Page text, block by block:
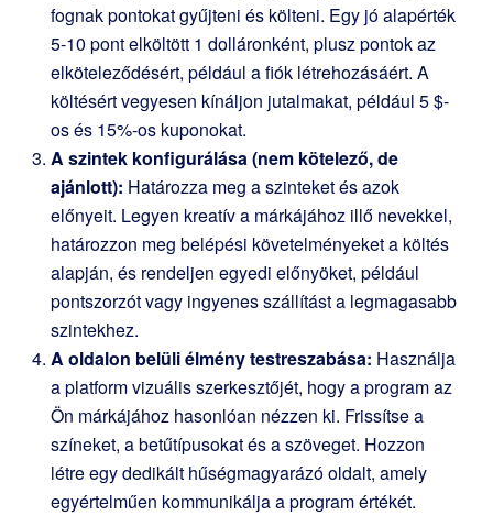
fognak pontokat gyűjteni és költeni. Egy jó alapérték
5-10 pont elköltött 1 dolláronként, plusz pontok az
elköteleződésért, például a fiók létrehozásáért. A
költésért vegyesen kínáljon jutalmakat, például 5 $-
os és 15%-os kuponokat.
A szintek konfigurálása (nem kötelező, de
ajánlott): Határozza meg a szinteket és azok
előnyeit. Legyen kreatív a márkájához illő nevekkel,
határozzon meg belépési követelményeket a költés
alapján, és rendeljen egyedi előnyöket, például
pontszorzót vagy ingyenes szállítást a legmagasabb
szintekhez.
A oldalon belüli élmény testreszabása: Használja
a platform vizuális szerkesztőjét, hogy a program az
Ön márkájához hasonlóan nézzen ki. Frissítse a
színeket, a betűtípusokat és a szöveget. Hozzon
létre egy dedikált hűségmagyarázó oldalt, amely
egyértelműen kommunikálja a program értékét.